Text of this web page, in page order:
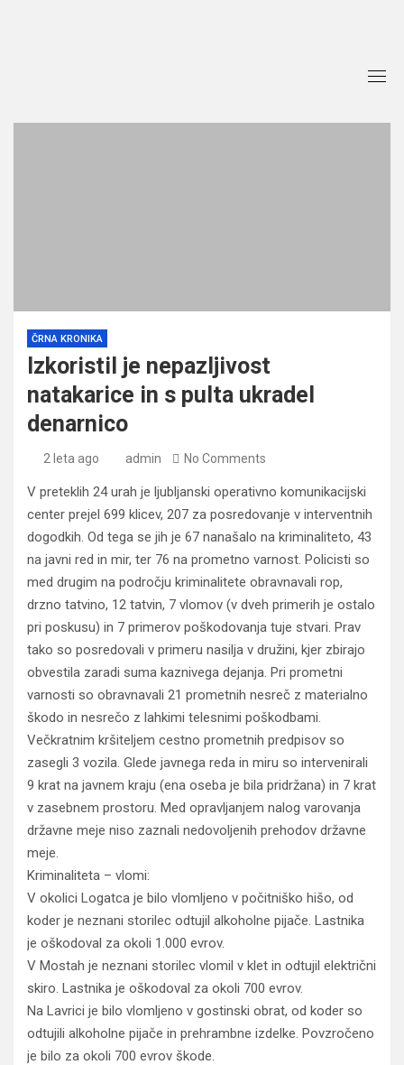
ČRNA KRONIKA
Izkoristil je nepazljivost
natakarice in s pulta ukradel
denarnico
2 leta ago admin No Comments
V preteklih 24 urah je ljubljanski operativno komunikacijski
center prejel 699 klicev, 207 za posredovanje v interventnih
dogodkih. Od tega se jih je 67 nanašalo na kriminaliteto, 43
na javni red in mir, ter 76 na prometno varnost. Policisti so
med drugim na področju kriminalitete obravnavali rop,
drzno tatvino, 12 tatvin, 7 vlomov (v dveh primerih je ostalo
pri poskusu) in 7 primerov poškodovanja tuje stvari. Prav
tako so posredovali v primeru nasilja v družini, kjer zbirajo
obvestila zaradi suma kaznivega dejanja. Pri prometni
varnosti so obravnavali 21 prometnih nesreč z materialno
škodo in nesrečo z lahkimi telesnimi poškodbami.
Večkratnim kršiteljem cestno prometnih predpisov so
zasegli 3 vozila. Glede javnega reda in miru so intervenirali
9 krat na javnem kraju (ena oseba je bila pridržana) in 7 krat
v zasebnem prostoru. Med opravljanjem nalog varovanja
državne meje niso zaznali nedovoljenih prehodov državne
meje.
Kriminaliteta – vlomi:
V okolici Logatca je bilo vlomljeno v počitniško hišo, od
koder je neznani storilec odtujil alkoholne pijače. Lastnika
je oškodoval za okoli 1.000 evrov.
V Mostah je neznani storilec vlomil v klet in odtujil električni
skiro. Lastnika je oškodoval za okoli 700 evrov.
Na Lavrici je bilo vlomljeno v gostinski obrat, od koder so
odtujili alkoholne pijače in prehrambne izdelke. Povzročeno
je bilo za okoli 700 evrov škode.